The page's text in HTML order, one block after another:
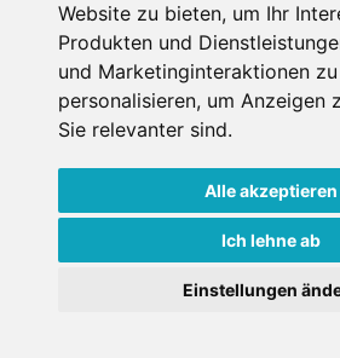
Website zu bieten, um Ihr
Produkten und
und Marketinginteraktionen zu
personalisieren, um Anzeigen
Sie relevanter sind.
Alle akzeptieren
Ich lehne ab
Einstellungen
WEITERE
Alpen-